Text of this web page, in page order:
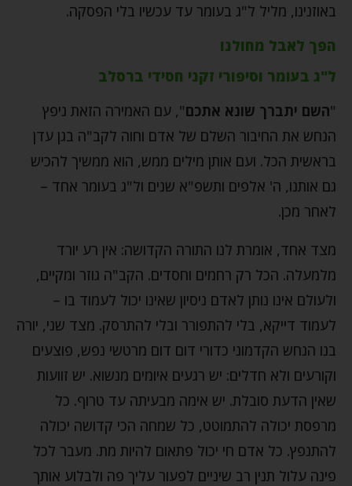
באוזנינו, מליל ל"ג בעומר עד עכשיו בלי הפסקה.
הפך לאבל מחולנו
ל"ג בעומר וסיפורי זקני חסידי ברסלב
"השם יתברך שונא אתכם", עם האמירה הזאת ניפץ
הנחש את החיבור השלם של אדם וחוה לקב"ה בגן עדן
בראשית הכל. ועם אותן מילים ממש, הוא ממשיך להכיש
גם אותנו, ה' אלפים ותשפ"א שנים ול"ג בעומר אחד –
לאחר מכן.
מצד אחד, אומרת לנו התורה הקדושה: אין רע יורד
מלמעלה. הכל רק רחמים וחסדים. הקב"ה גוזר ומקיים,
ולעולם אינו נותן לאדם ניסיון שאינו יכול לעמוד בו –
לעמוד דייקא, בלי להתפורר ובלי להתרסק. מצד שני, יורה
בנו הנחש הקדמוני כדורי דום דום מרטשי נפש, פוצעים
וקורעים ולא חדלים: יש רגעים איומים מנשוא. יש זוועות
שאין הדעת סובלת. יש אימה מבעיתה עד טרוף. כל
מרפסת יכולה להתמוטט, כל שמחה הכי קדושה יכולה
להתנפץ. כל אדם חי יכול פתאום להיות מת. מעבר לכל
פינה עלול תנין רב שיניים לפעור עליך פה ולבלוע אותך